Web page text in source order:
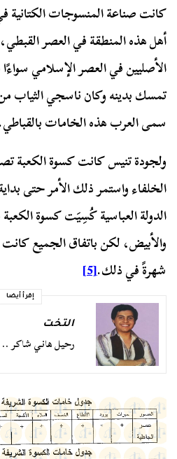
كانت صناعة المنسوجات الكتانية
أهل هذه المنطقة في العصر
الأصليين في العصر الإسلامي
تمسك بدينه وكان ناسجي الثياب
سمى العرب هذه الخامات
ولجودة تنيس كانت كسوة الكعبة
الخلفاء واستمر ذلك الأمر حتى
الدولة العباسية كُسِيَت كسوة
والأبيض، لكن باتفاق الجميع
شهرةً في ذلك.[5]
إقرأ أيضا
التخت
رحيل هاني شاكر ..